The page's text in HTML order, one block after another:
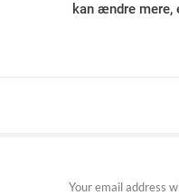
kan ændre mere,
Your email address